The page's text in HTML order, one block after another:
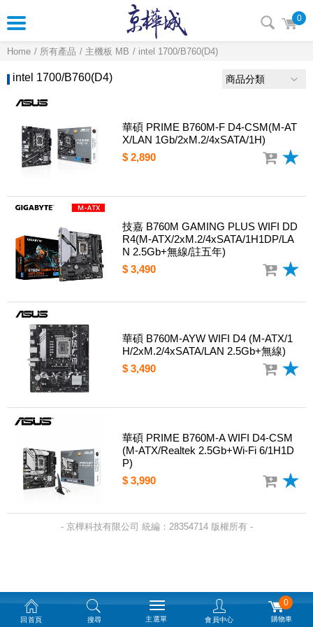
0
Home 所有產品 主機板 MB intel 1700/B760(D4)
intel 1700/B760(D4) 商品分類
華碩 PRIME B760M-F D4-CSM(M-AT
X/LAN 1Gb/2xM.2/4xSATA/1H)
$ 2,890
技嘉 B760M GAMING PLUS WIFI DD
R4(M-ATX/2xM.2/4xSATA/1H1DP/LA
N 2.5Gb+無線/註五年)
$ 3,490
華碩 B760M-AYW WIFI D4 (M-ATX/1
H/2xM.2/4xSATA/LAN 2.5Gb+無線)
$ 3,490
華碩 PRIME B760M-A WIFI D4-CSM
(M-ATX/Realtek 2.5Gb+Wi-Fi 6/1H1D
P)
$ 3,990
- 京樺科技有限公司 統編：28354714 版權所有 -
回首頁 搜尋 主選單 會員中心
0
購物車